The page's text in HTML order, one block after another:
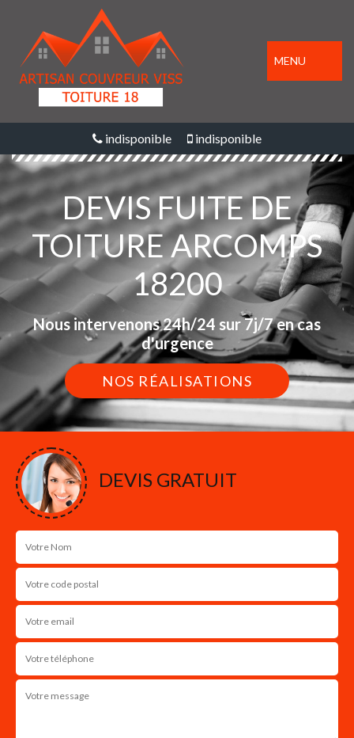
MENU
indisponible indisponible
DEVIS FUITE DE
TOITURE ARCOMPS
18200
Nous intervenons 24h/24 sur 7j/7 en cas
d'urgence
NOS RÉALISATIONS
DEVIS GRATUIT